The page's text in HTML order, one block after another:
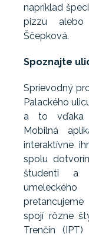
napríklad
pizzu alebo
Ščepková.
Spoznajte
Sprievodný
Palackého
a to vďaka
Mobilná
interaktívne
spolu
študenti a
spojí rôzne
Trenčín